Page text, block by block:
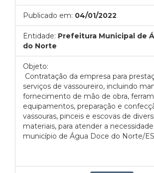
Publicado em: 04/01/2022
Entidade: Prefeitura Municipal de
do Norte
Objeto:
Contratação da empresa para
serviços de vassoureiro, incluindo
fornecimento de mão de obra,
equipamentos, preparação e
vassouras, pinceis e escovas de
materiais, para atender a
município de Água Doce do Norte/